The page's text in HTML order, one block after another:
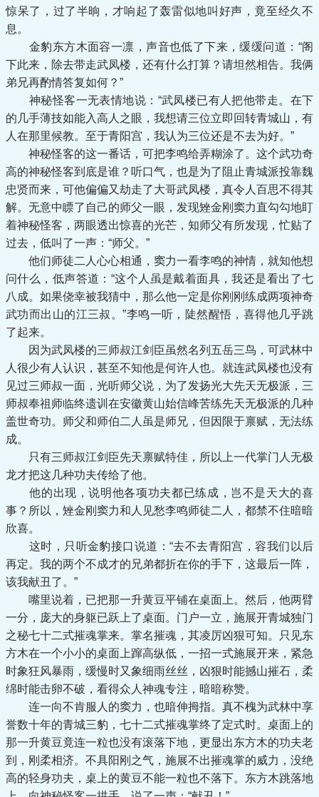
惊呆了，过了半晌，才响起了轰雷似地叫好声，竟至经久不
息。
金豹东方木面容一凛，声音也低了下来，缓缓问道：“阁
下此来，除去带走武凤楼，还有什么打算？请坦然相告。我俩
弟兄再酌情答复如何？”
神秘怪客一无表情地说：“武凤楼已有人把他带走。在下
的几手薄技如能入高人之眼，我想请三位立即回转青城山，有
人在那里候教。至于青阳宫，我认为三位还是不去为好。”
神秘怪客的这一番话，可把李鸣给弄糊涂了。这个武功奇
高的神秘怪客到底是谁？听口气，也是为了阻止青城派投靠魏
忠贤而来，可他偏偏又劫走了大哥武凤楼，真令人百思不得其
解。无意中瞟了自己的师父一眼，发现矬金刚窦力直勾勾地盯
着神秘怪客，两眼透出惊喜的光芒，知师父有所发现，忙贴了
过去，低叫了一声：“师父。”
他们师徒二人心心相通，窦力一看李鸣的神情，就知他想
问什么，低声答道：“这个人虽是戴着面具，我还是看出了七
八成。如果侥幸被我猜中，那么他一定是你刚刚练成两项神奇
武功而出山的江三叔。”李鸣一听，陡然醒悟，喜得他几乎跳
了起来。
因为武凤楼的三师叔江剑臣虽然名列五岳三鸟，可武林中
人很少有人认识，甚至不知他是何许人也。就连武凤楼也没有
见过三师叔一面，光听师父说，为了发扬光大先天无极派，三
师叔奉祖师临终遗训在安徽黄山始信峰苦练先天无极派的几种
盖世奇功。师父和师伯二人虽是师兄，但因限于禀赋，无法练
成。
只有三师叔江剑臣先天禀赋特佳，所以上一代掌门人无极
龙才把这几种功夫传给了他。
他的出现，说明他各项功夫都已练成，岂不是天大的喜
事？所以，矬金刚窦力和人见愁李鸣师徒二人，都禁不住暗暗
欣喜。
这时，只听金豹接口说道：“去不去青阳宫，容我们以后
再定。我的两个不成才的兄弟都折在你的手下，这最后一阵，
该我献丑了。”
嘴里说着，已把那一升黄豆平铺在桌面上。然后，他两臂
一分，庞大的身躯已跃上了桌面。门户一立，施展开青城独门
之秘七十二式摧魂掌来。掌名摧魂，其凌厉凶狠可知。只见东
方木在一个小小的桌面上蹿高纵低，一招一式施展开来，紧急
时象狂风暴雨，缓慢时又象细雨丝丝，凶狠时能撼山摧石，柔
绵时能击卵不破，看得众人神魂专注，暗暗称赞。
连一向不肯服人的窦力，也暗伸拇指。真不槐为武林中享
誉数十年的青城三豹，七十二式摧魂掌终了定式时。桌面上的
那一升黄豆竟连一粒也没有滚落下地，更显出东方木的功夫老
到，刚柔相济。不具阳刚之气，施展不出摧魂掌的威力，没绝
高的轻身功夫，桌上的黄豆不能一粒也不落下。东方木跳落地